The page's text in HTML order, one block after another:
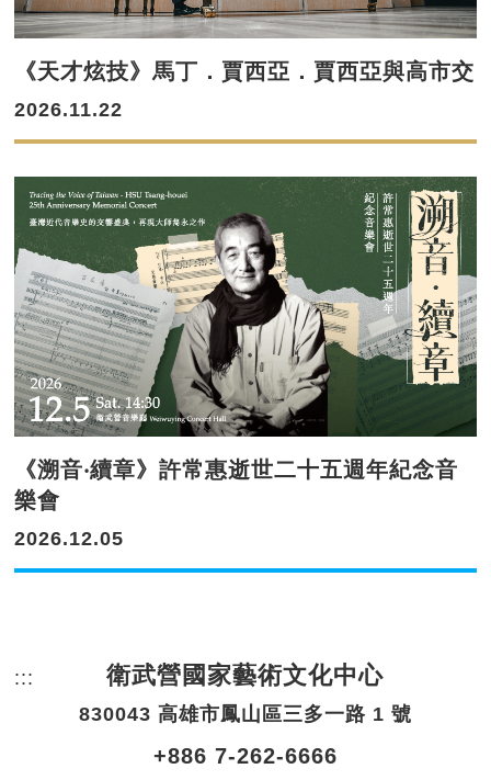
《天才炫技》馬丁．賈西亞．賈西亞與高市交
2026.11.22
《溯音‧續章》許常惠逝世二十五週年紀念音
樂會
2026.12.05
::: 頁尾網站資訊。
衛武營國家藝術文化中心
830043 高雄市鳳山區三多一路 1 號
+886 7-262-6666